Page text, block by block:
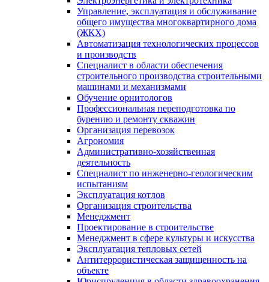
Управление, эксплуатация и обслуживание
общего имущества многоквартирного дома
(ЖКХ)
Автоматизация технологических процессов
и производств
Специалист в области обеспечения
строительного производства строительными
машинами и механизмами
Обучение орнитологов
Профессиональная переподготовка по
бурению и ремонту скважин
Организация перевозок
Агрономия
Административно-хозяйственная
деятельность
Специалист по инженерно-геологическим
испытаниям
Эксплуатация котлов
Организация строительства
Менеджмент
Проектирование в строительстве
Менеджмент в сфере культуры и искусства
Эксплуатация тепловых сетей
Антитеррористическая защищенность на
объекте